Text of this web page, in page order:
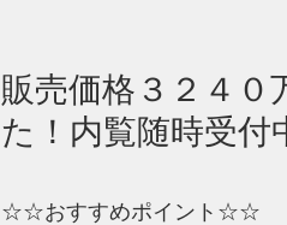
販売価格３２４
た！内覧随時受付
☆☆おすすめポイント☆☆